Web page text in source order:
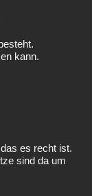
kann.
es recht ist.
sind da um